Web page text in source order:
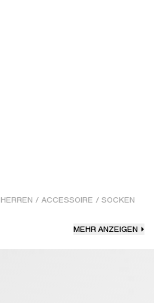
HERREN / ACCESSOIRE / SOCKEN
MEHR ANZEIGEN